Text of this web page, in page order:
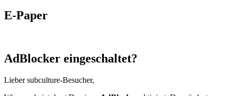
E-Paper
AdBlocker eingeschaltet?
Lieber subculture-Besucher,